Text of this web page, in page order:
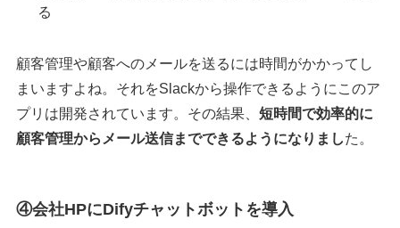
る
顧客管理や顧客へのメールを送るには時間がかかってし
まいますよね。それをSlackから操作できるようにこのア
プリは開発されています。その結果、 短時間で効率的に
顧客管理からメール送信までできるようになりました。
④会社HPにDifyチャットボットを導入